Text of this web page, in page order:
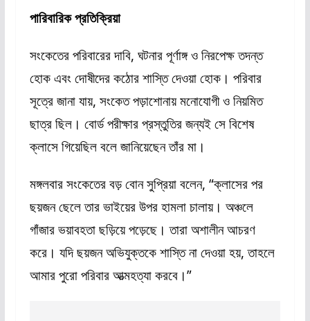
পারিবারিক প্রতিক্রিয়া
সংকেতের পরিবারের দাবি, ঘটনার পূর্ণাঙ্গ ও নিরপেক্ষ তদন্ত
হোক এবং দোষীদের কঠোর শাস্তি দেওয়া হোক। পরিবার
সূত্রে জানা যায়, সংকেত পড়াশোনায় মনোযোগী ও নিয়মিত
ছাত্র ছিল। বোর্ড পরীক্ষার প্রস্তুতির জন্যই সে বিশেষ
ক্লাসে গিয়েছিল বলে জানিয়েছেন তাঁর মা।
মঙ্গলবার সংকেতের বড় বোন সুপ্রিয়া বলেন, “ক্লাসের পর
ছয়জন ছেলে তার ভাইয়ের উপর হামলা চালায়। অঞ্চলে
গাঁজার ভয়াবহতা ছড়িয়ে পড়েছে। তারা অশালীন আচরণ
করে। যদি ছয়জন অভিযুক্তকে শাস্তি না দেওয়া হয়, তাহলে
আমার পুরো পরিবার আত্মহত্যা করবে।”